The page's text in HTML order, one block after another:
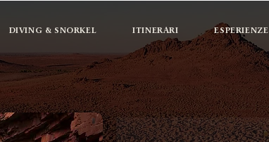
DIVING & SNORKEL ITINERARI ESPERIENZE